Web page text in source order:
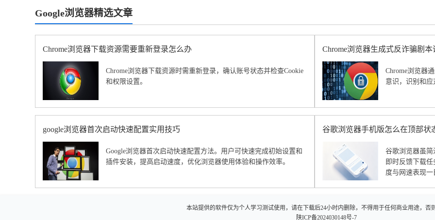
Google浏览器精选文章
Chrome浏览器下载资源需要重新登录怎么办
Chrome浏览器下载资源时需重新登录，确认账号状态并检查Cookie
和权限设置。
Chrome浏览器生成式反诈骗剧
Chrome浏览器
意识，识别和
google浏览器首次启动快速配置实用技巧
Google浏览器首次启动快速配置方法。用户可快速完成初始设置和
插件安装，提高启动速度，优化浏览器使用体验和操作效率。
谷歌浏览器手机版怎么在顶部状
谷歌浏览器虽
即时反馈下载
度与网速表现
本站提供的软件仅为个人学习测试使用，请在下载后24小时内删除，不得用于任何商业用途，否
陕ICP备2024030148号-7